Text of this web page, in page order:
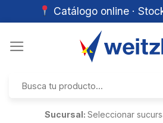
Catálogo online ·
por:
Sucursal:Seleccionar